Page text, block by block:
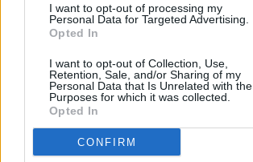
I want to opt-out of processing my
Personal Data for Targeted Advertising.
Opted In
I want to opt-out of Collection, Use,
Retention, Sale, and/or Sharing of my
Personal Data that Is Unrelated with the
Purposes for which it was collected.
Opted In
CONFIRM